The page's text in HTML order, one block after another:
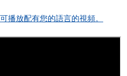
播放配有您的語言的視頻。